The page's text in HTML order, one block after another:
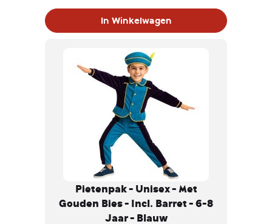
en paars, afgewerkt met een luxe
kleine piet die klaar is om te feesten.
In Winkelwagen
Pietenpak - Unisex - Met
Gouden Bies - Incl. Barret - 6-8
Jaar - Blauw